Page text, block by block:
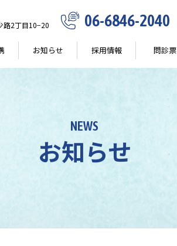
路2丁目10−20
06-6846-2040
お知らせ 採用情報 問診票
NEWS
お知らせ